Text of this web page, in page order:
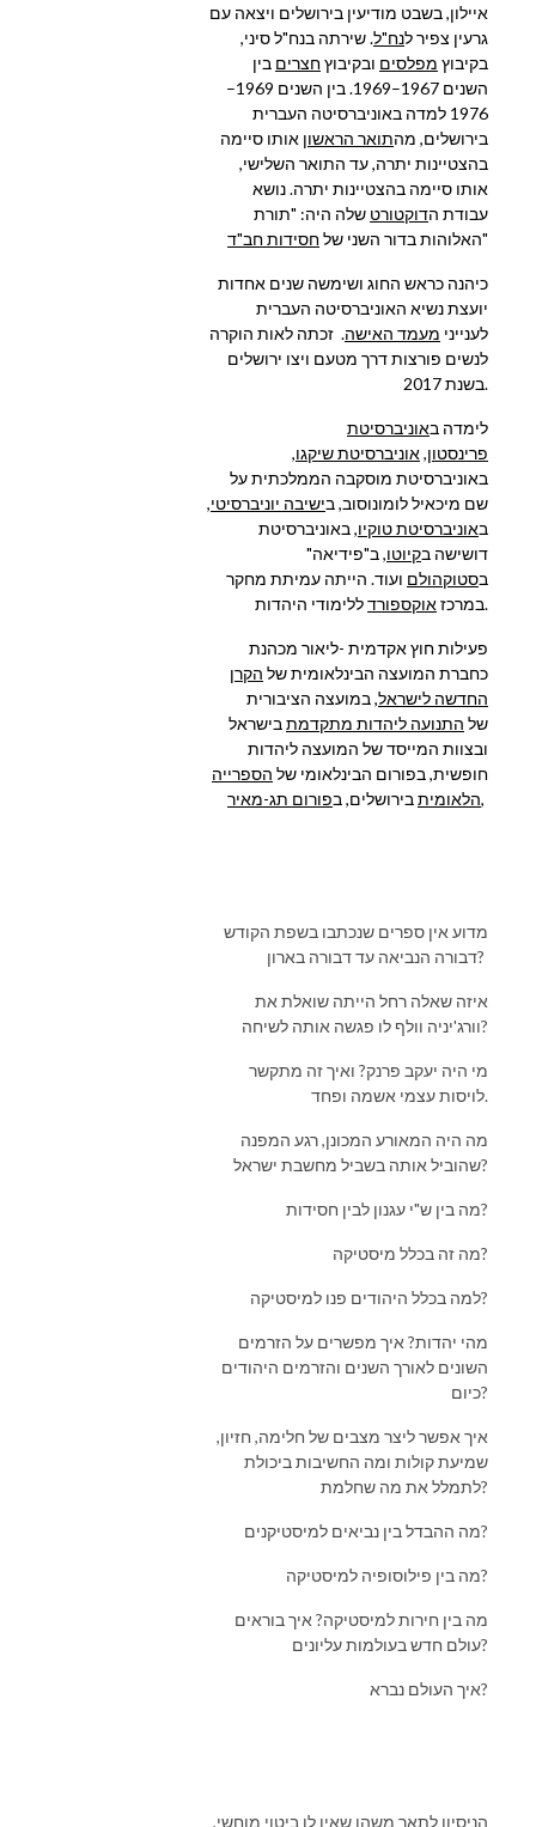
איילון, בשבט מודיעין בירושלים ויצאה עם
גרעין צפיר לנח"ל. שירתה בנח"ל סיני,
בקיבוץ מפלסים ובקיבוץחצרים בין
השנים 1967–1969. בין השנים 1969–
1976 למדה באוניברסיטה העברית
בירושלים, מהתואר הראשון אותו סיימה
בהצטיינות יתרה, עד התואר השלישי,
אותו סיימה בהצטיינות יתרה. נושא
עבודת הדוקטורט שלה היה: "תורת
האלוהות בדור השני שלחסידות חב"ד "
כיהנה כראש החוג ושימשה שנים אחדות
יועצת נשיא האוניברסיטה העברית
לענייני מעמד האישה. זכתה לאות הוקרה
לנשים פורצות דרך מטעם ויצו ירושלים
בשנת 2017.
לימדה באוניברסיטת
פרינסטון,אוניברסיטת שיקגו,
באוניברסיטת מוסקבה הממלכתית על
שם מיכאיל לומונוסוב, בישיבה יוניברסיטי,
באוניברסיטת טוקיו, באוניברסיטת
דושישה בקיוטו, ב"פידיאה"
בסטוקהולם ועוד. הייתה עמיתת מחקר
במרכזאוקספורד ללימודי היהדות.
פעילות חוץ אקדמית -ליאור מכהנת
כחברת המועצה הבינלאומית של הקרן
החדשה לישראל, במועצה הציבורית
של התנועה ליהדות מתקדמתבישראל
ובצוות המייסד של המועצה ליהדות
חופשית, בפורום הבינלאומי של הספרייה
הלאומיתבירושלים, בפורום תג-מאיר ,
דבורה הנביאה עד דבורה בארון?
איזה שאלה רחל הייתה שואלת את
וורג'יניה וולף לו פגשה אותה לשיחה?
מי היה יעקב פרנק? ואיך זה מתקשר
לויסות עצמי אשמה ופחד.
מה היה המאורע המכונן, רגע המפנה
שהוביל אותה בשביל מחשבת ישראל?
מה בין ש"י עגנון לבין חסידות?
מה זה בכלל מיסטיקה?
למה בכלל היהודים פנו למיסטיקה?
מהי יהדות? איך מפשרים על הזרמים
השונים לאורך השנים והזרמים היהודים
כיום?
איך אפשר ליצר מצבים של חלימה, חזיון,
שמיעת קולות ומה החשיבות ביכולת
לתמלל את מה שחלמת?
מה ההבדל בין נביאים למיסטיקנים?
מה בין פילוסופיה למיסטיקה?
מה בין חירות למיסטיקה? איך בוראים
עולם חדש בעולמות עליונים?
איך העולם נברא?
הניסיון לתאר משהו שאין לו ביטוי מוחשי,